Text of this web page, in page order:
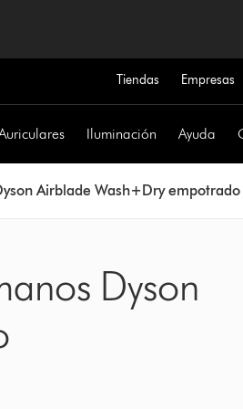
Tiendas Empresas
Iluminación Ayuda
Airblade Wash+Dry empotrado
Dyson